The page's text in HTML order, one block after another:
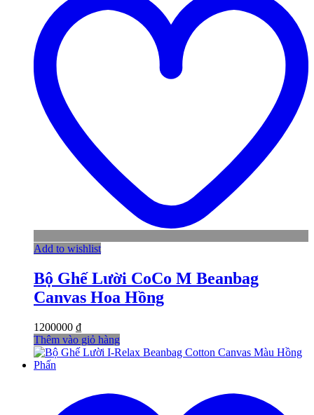
Add to wishlist
Bộ Ghế Lười CoCo M Beanbag
Canvas Hoa Hồng
1200000 ₫
Thêm vào giỏ hàng